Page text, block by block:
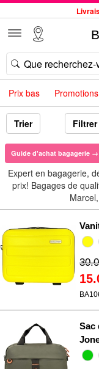
Service
Commande avant
Bon
Jusqu'à -
Samsonite,
Prix bas Promotions
Trier Filtrer
Guide d'achat bagagerie →
Expert en bagagerie,
prix! Bagages de
Sac